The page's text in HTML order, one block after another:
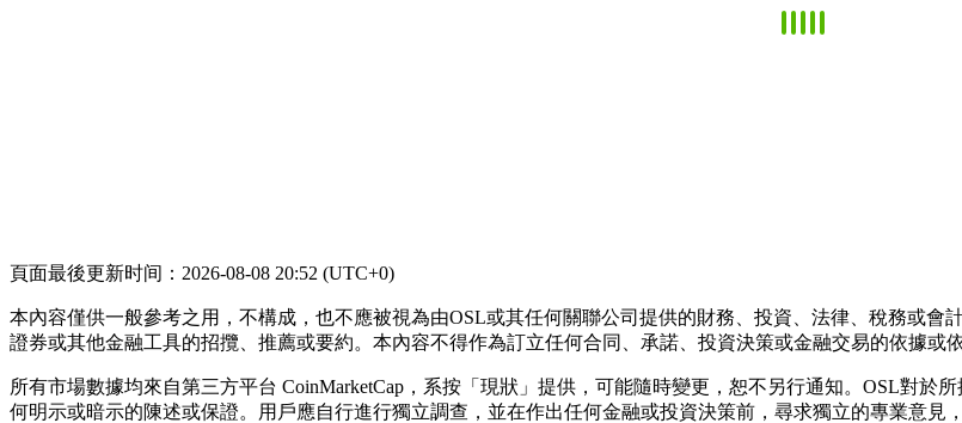
頁面最後更新时间：2026-08-08 20:52 (UTC+0)
本內容僅供一般參考之用，不構成，也不應被視為由OSL或其任何關聯公司提供的財務、投資、法律、稅務或會
證券或其他金融工具的招攬、推薦或要約。本內容不得作為訂立任何合同、承諾、投資決策或金融交易的依據或依
所有市場數據均來自第三方平台 CoinMarketCap，系按「現狀」提供，可能隨時變更，恕不另行通知。OSL對
何明示或暗示的陳述或保證。用戶應自行進行獨立調查，並在作出任何金融或投資決策前，尋求獨立的專業意